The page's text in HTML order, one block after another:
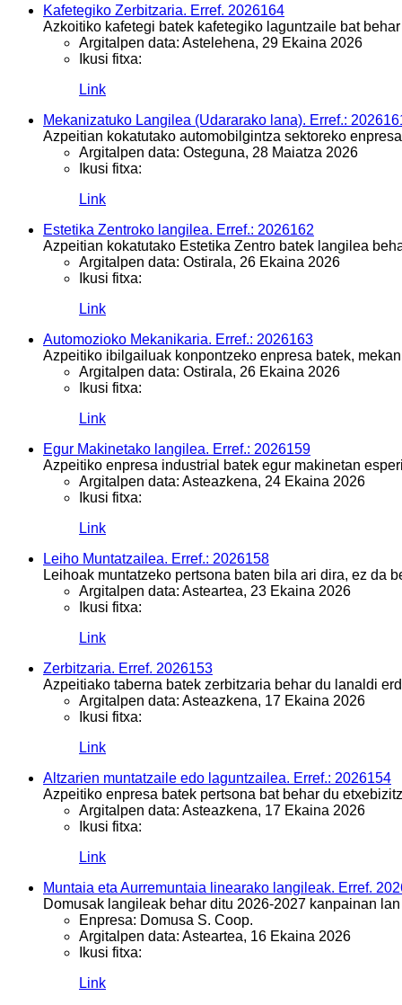
Kafetegiko Zerbitzaria. Erref. 2026164
Azkoitiko kafetegi batek kafetegiko laguntzaile bat
Argitalpen data: Astelehena, 29 Ekaina 2026
Ikusi fitxa:
Link
Mekanizatuko Langilea (Udararako lana). Erref.:
Azpeitian kokatutako automobilgintza sektoreko
Argitalpen data: Osteguna, 28 Maiatza 2026
Ikusi fitxa:
Link
Estetika Zentroko langilea. Erref.: 2026162
Azpeitian kokatutako Estetika Zentro batek langilea
Argitalpen data: Ostirala, 26 Ekaina 2026
Ikusi fitxa:
Link
Automozioko Mekanikaria. Erref.: 2026163
Azpeitiko ibilgailuak konpontzeko enpresa batek,
Argitalpen data: Ostirala, 26 Ekaina 2026
Ikusi fitxa:
Link
Egur Makinetako langilea. Erref.: 2026159
Azpeitiko enpresa industrial batek egur makinetan
Argitalpen data: Asteazkena, 24 Ekaina 2026
Ikusi fitxa:
Link
Leiho Muntatzailea. Erref.: 2026158
Leihoak muntatzeko pertsona baten bila ari dira, ez
Argitalpen data: Asteartea, 23 Ekaina 2026
Ikusi fitxa:
Link
Zerbitzaria. Erref. 2026153
Azpeitiako taberna batek zerbitzaria behar du lanaldi
Argitalpen data: Asteazkena, 17 Ekaina 2026
Ikusi fitxa:
Link
Altzarien muntatzaile edo laguntzailea. Erref.: 2026154
Azpeitiko enpresa batek pertsona bat behar du
Argitalpen data: Asteazkena, 17 Ekaina 2026
Ikusi fitxa:
Link
Muntaia eta Aurremuntaia linearako langileak. Erref.
Domusak langileak behar ditu 2026-2027 kanpainan
Enpresa: Domusa S. Coop.
Argitalpen data: Asteartea, 16 Ekaina 2026
Ikusi fitxa:
Link